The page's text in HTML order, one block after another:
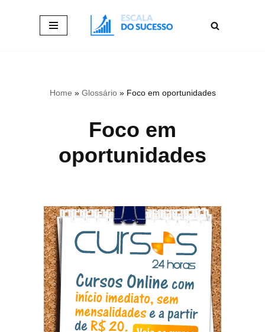
Home » Glossário» Foco em oportunidades
Foco em
oportunidades